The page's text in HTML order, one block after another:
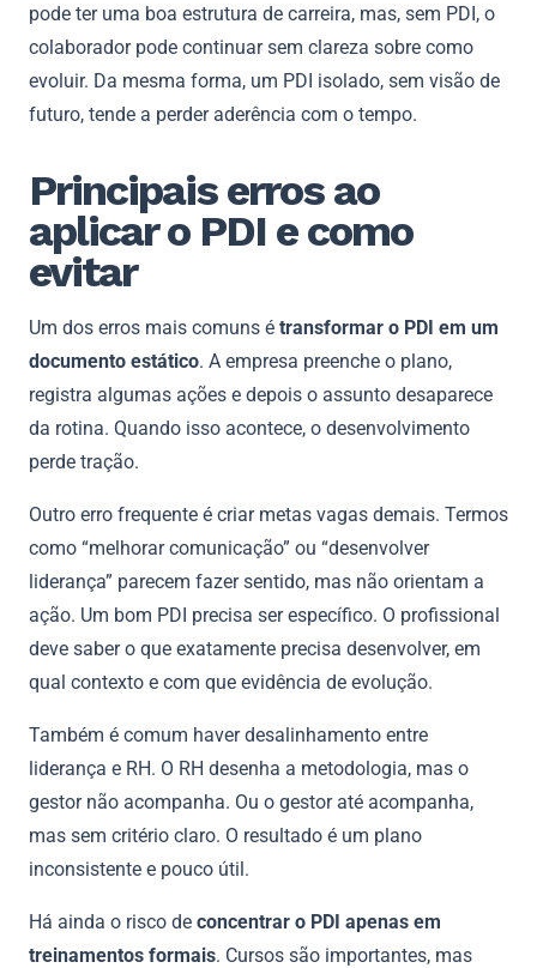
pode ter uma boa estrutura de carreira, mas, sem PDI, o
colaborador pode continuar sem clareza sobre como
evoluir. Da mesma forma, um PDI isolado, sem visão de
futuro, tende a perder aderência com o tempo.
Principais erros ao
aplicar o PDI e como
evitar
Um dos erros mais comuns é transformar o PDI em um
documento estático. A empresa preenche o plano,
registra algumas ações e depois o assunto desaparece
da rotina. Quando isso acontece, o desenvolvimento
perde tração.
Outro erro frequente é criar metas vagas demais. Termos
como “melhorar comunicação” ou “desenvolver
liderança” parecem fazer sentido, mas não orientam a
ação. Um bom PDI precisa ser específico. O profissional
deve saber o que exatamente precisa desenvolver, em
qual contexto e com que evidência de evolução.
Também é comum haver desalinhamento entre
liderança e RH. O RH desenha a metodologia, mas o
gestor não acompanha. Ou o gestor até acompanha,
mas sem critério claro. O resultado é um plano
inconsistente e pouco útil.
Há ainda o risco de concentrar o PDI apenas em
treinamentos formais. Cursos são importantes, mas